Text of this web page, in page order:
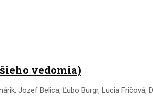
vedomia)
Jozef Belica, Ľubo Burgr, Lucia